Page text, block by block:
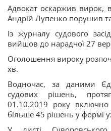
Адвокат оскаржив вирок,
Андрій Лупенко порушив
Із журналу судового
вийшов до нарадчої 27
Оголошення вироку
хв.
Водночас, за даними
судових рішень,
01.10.2019 року
більше 45 рішень у формі